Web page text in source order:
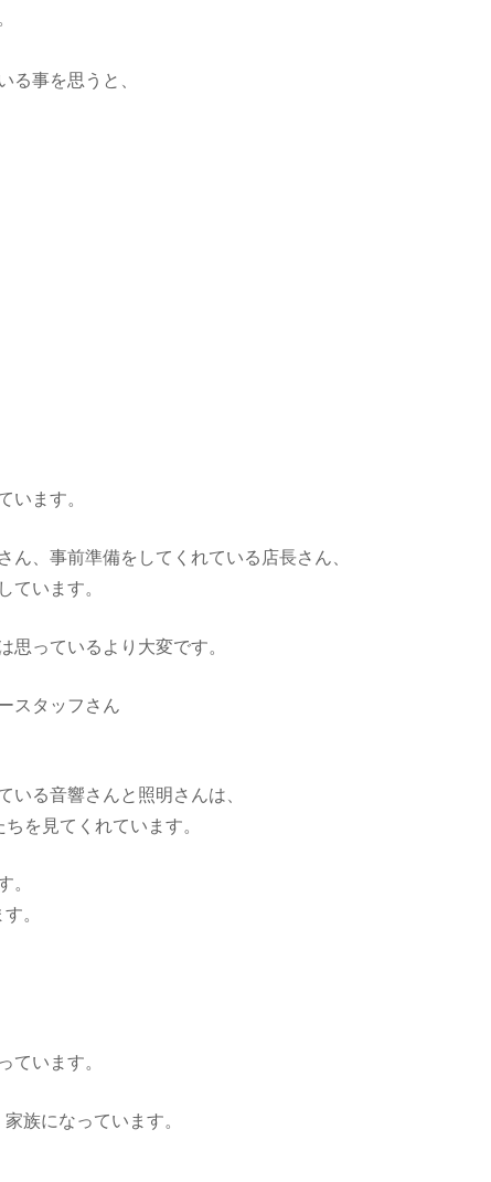
る事を思うと、
います。
、事前準備をしてくれている店長さん、
ています。
思っているより大変です。
スタッフさん
いる音響さんと照明さんは、
を見てくれています。
。
。
ています。
族になっています。